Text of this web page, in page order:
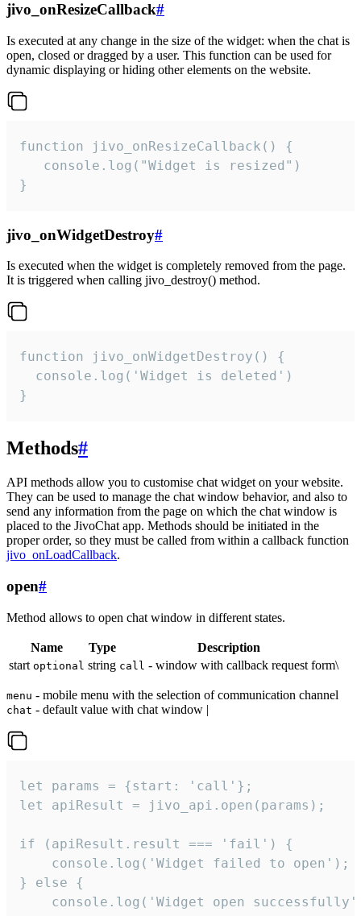
jivo_onResizeCallback#
Is executed at any change in the size of the widget: when the chat is
open, closed or dragged by a user. This function can be used for
dynamic displaying or hiding other elements on the website.
function jivo_onResizeCallback() {
   console.log("Widget is resized")
}
jivo_onWidgetDestroy#
Is executed when the widget is completely removed from the page.
It is triggered when calling jivo_destroy() method.
function jivo_onWidgetDestroy() {
  console.log('Widget is deleted')
}
Methods#
API methods allow you to customise chat widget on your website.
They can be used to manage the chat window behavior, and also to
send any information from the page on which the chat window is
placed to the JivoChat app. Methods should be initiated in the
proper order, so they must be called from within a callback function
jivo_onLoadCallback.
open#
Method allows to open chat window in different states.
Name Type
Description
start optional string call - window with callback request form\
menu - mobile menu with the selection of communication channel
chat - default value with chat window |
let params = {start: 'call'};
let apiResult = jivo_api.open(params);
if (apiResult.result === 'fail') {
    console.log('Widget failed to open');
} else {
console.log('Widget open